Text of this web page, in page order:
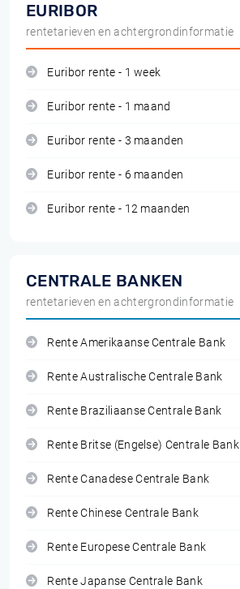
EURIBOR
rentetarieven en achtergrondinformatie
Euribor rente - 1 week
Euribor rente - 1 maand
Euribor rente - 3 maanden
Euribor rente - 6 maanden
Euribor rente - 12 maanden
CENTRALE BANKEN
rentetarieven en achtergrondinformatie
Rente Amerikaanse Centrale Bank
Rente Australische Centrale Bank
Rente Braziliaanse Centrale Bank
Rente Britse (Engelse) Centrale Bank
Rente Canadese Centrale Bank
Rente Chinese Centrale Bank
Rente Europese Centrale Bank
Rente Japanse Centrale Bank